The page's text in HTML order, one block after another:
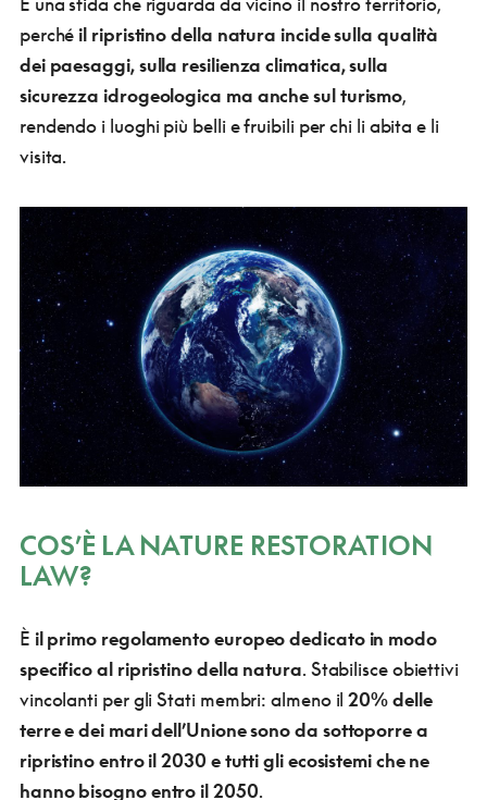
perché il ripristino della natura incide sulla qualità
dei paesaggi, sulla resilienza climatica, sulla
sicurezza idrogeologica ma anche sul turismo,
rendendo i luoghi più belli e fruibili per chi li abita e li
visita.
COS’È LA NATURE RESTORATION
LAW?
È il primo regolamento europeo dedicato in modo
specifico al ripristino della natura. Stabilisce obiettivi
vincolanti per gli Stati membri: almeno il20% delle
terre e dei mari dell’Unione sono da sottoporre a
ripristino entro il 2030 e tutti gli ecosistemi che ne
hanno bisogno entro il 2050.